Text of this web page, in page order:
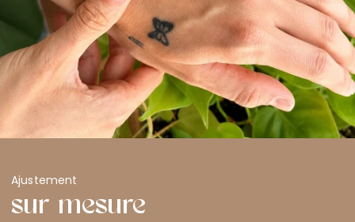
Ajustement
sur mesure